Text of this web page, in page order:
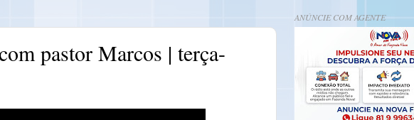
pastor Marcos | terça-
ANÚNCIE COM AGENTE